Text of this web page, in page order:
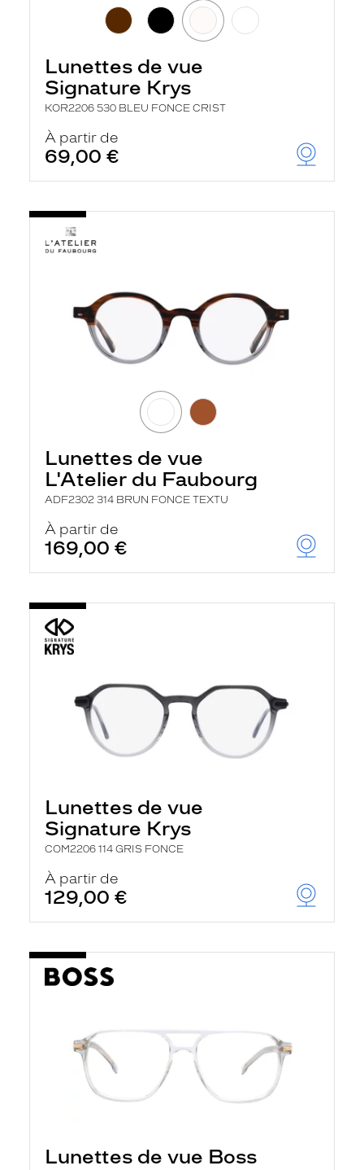
Lunettes de vue
Signature Krys
KOR2206 530 BLEU FONCE CRIST
À partir de
69,00 €
Lunettes de vue
L'Atelier du Faubourg
ADF2302 314 BRUN FONCE TEXTU
À partir de
169,00 €
Lunettes de vue
Signature Krys
COM2206 114 GRIS FONCE
À partir de
129,00 €
Lunettes de vue Boss